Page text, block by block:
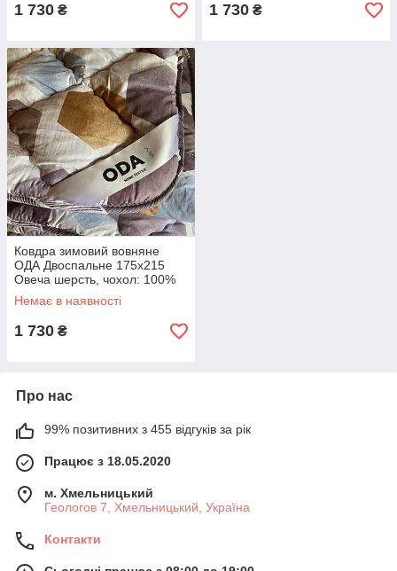
1 730 ₴ 1 730 ₴
Ковдра зимовий вовняне
ОДА Двоспальне 175x215
Овеча шерсть, чохол: 100%
бавовна Вовняна ковдра
ODA
Немає в наявності
1 730 ₴
Про нас
99% позитивних з 455 відгуків за рік
Працює з 18.05.2020
м. Хмельницький
Геологов 7, Хмельницький, Україна
Контакти